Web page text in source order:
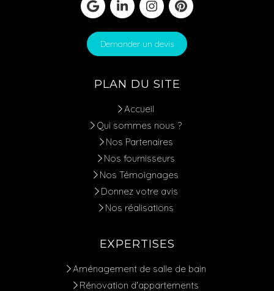
Demander un devis
PLAN DU SITE
Accueil
Qui sommes nous ?
Nos Partenaires
Nos fournisseurs
Nos Témoignages
Donnez votre avis
Nos réalisations
EXPERTISES
Aménagement de salle de bain
Rénovation d'appartements